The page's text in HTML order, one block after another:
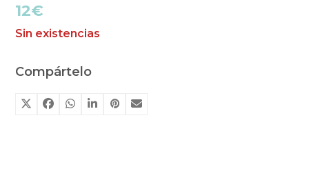
12€
Sin existencias
Compártelo